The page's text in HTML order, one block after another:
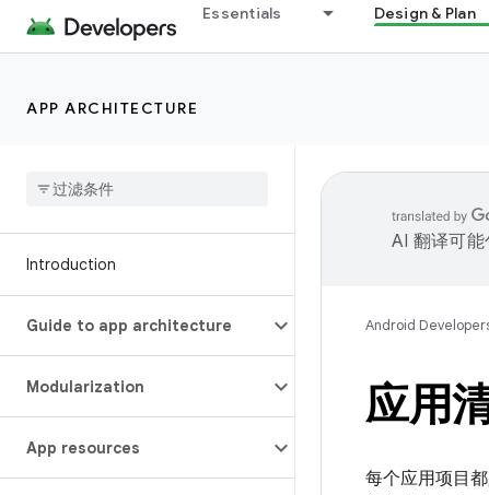
Essentials Design & Plan
APP ARCHITECTURE
Introduction
Guide to app architecture
Modularization
App resources
AI 翻译可能
Android
应用
每个应用项目